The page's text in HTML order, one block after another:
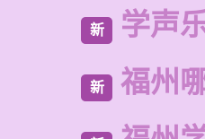
新 学声
新 福州